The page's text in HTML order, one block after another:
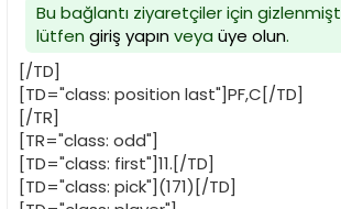
Bu bağlantı ziyaretçiler için
lütfen giriş yapınveya üye olun.
[/TD]
[TD="class: position last"]PF,C[/TD]
[/TR]
[TR="class: odd"]
[TD="class: first"]11.[/TD]
[TD="class: pick"](171)[/TD]